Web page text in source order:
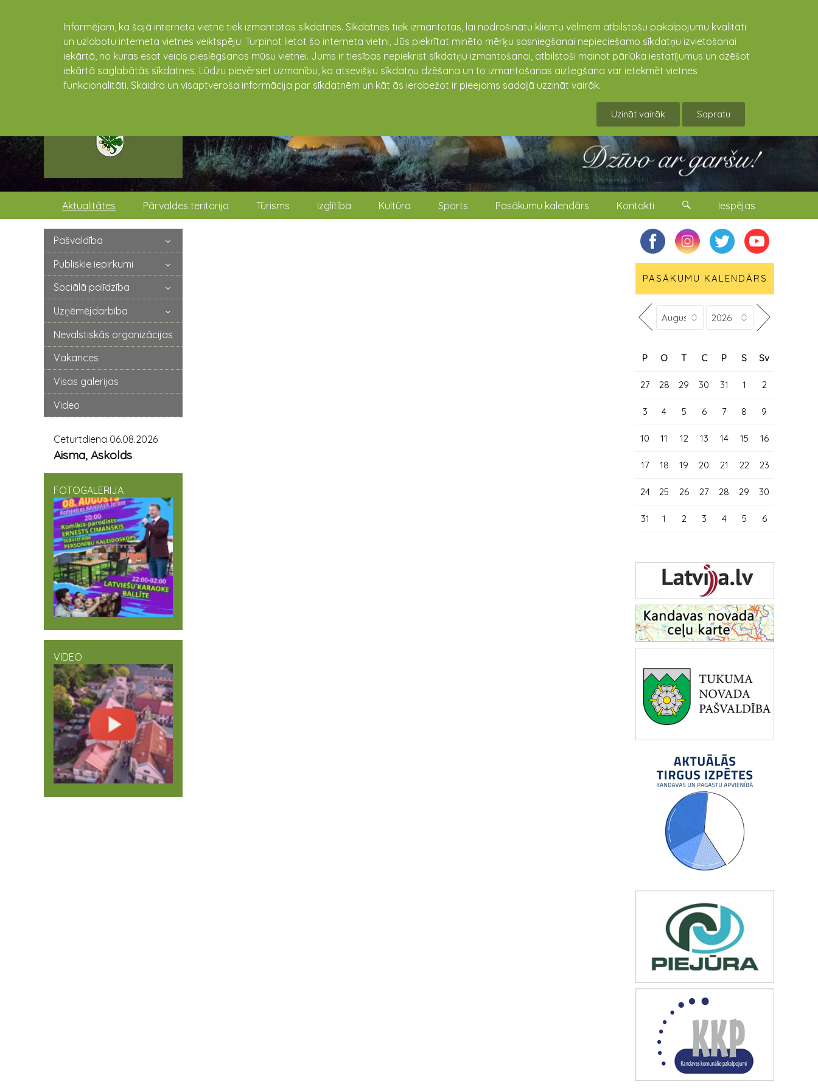
Informējam, ka šajā interneta vietnē tiek izmantotas sīkdatnes. Sīkdatnes tiek izmantotas, lai nodrošinātu klientu vēlmēm atbilstošu pakalpojumu kvalitāti
un uzlabotu interneta vietnes veiktspēju. Turpinot lietot šo interneta vietni, Jūs piekrītat minēto mērķu sasniegšanai nepieciešamo sīkdatņu izvietošanai
iekārtā, no kuras esat veicis pieslēgšanos mūsu vietnei. Jums ir tiesības nepiekrist sīkdatņu izmantošanai, atbilstoši mainot pārlūka iestatījumus un dzēšot
iekārtā saglabātās sīkdatnes. Lūdzu pievērsiet uzmanību, ka atsevišķu sīkdatņu dzēšana un to izmantošanas aizliegšana var ietekmēt vietnes
funkcionalitāti. Skaidra un visaptveroša informācija par sīkdatnēm un kāt ās ierobežot ir pieejams sadaļā uzzināt vairāk.
Uzināt vairāk Sapratu
Aktualitātes Pārvaldes teritorija Tūrisms Izglītība Kultūra Sports Pasākumu kalendārs Kontakti Iespējas
Pašvaldība
Publiskie iepirkumi
Sociālā palīdzība
Uzņēmējdarbība
Nevalstiskās organizācijas
Vakances
Visas galerijas
Video
Ceturtdiena 06.08.2026
Aisma, Askolds
FOTOGALERIJA
VIDEO
PASĀKUMU KALENDĀRS
P O T C P S Sv
27 28 29 30 31 1 2
3 4 5 6 7 8 9
10 11 12 13 14 15 16
17 18 19 20 21 22 23
24 25 26 27 28 29 30
31 1 2 3 4 5 6